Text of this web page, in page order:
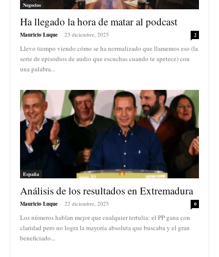
Negocios
Ha llegado la hora de matar al podcast
Mauricio Luque - 23 diciembre, 2025 2
Llevo tiempo viendo cómo se ha normalizado que llamemos eso (la
serie de episodios de audio que escuchas cuando te apetece) con
una palabra...
España
Análisis de los resultados en Extremadura
Mauricio Luque - 22 diciembre, 2025 0
Los números hablan mejor que cualquier tertulia: el PP gana con
claridad pero no logra la mayoría absoluta que buscaba y el gran
beneficiado...